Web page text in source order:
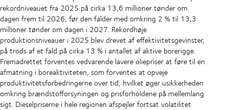
rekordniveauet fra 2025 på cirka 13,6 millioner tønder om
dagen frem til 2026, før den falder med omkring 2 % til 13,3
millioner tønder om dagen i 2027. Rekordhøje
produktionsniveauer i 2025 blev drevet af effektivitetsgevinster,
på trods af et fald på cirka 13 % i antallet af aktive borerigge.
Fremadrettet forventes vedvarende lavere oliepriser at føre til en
afmatning i boreaktiviteten, som forventes at opveje
produktivitetsforbedringerne over tid, hvilket øger usikkerheden
omkring brændstofforsyningen og prisforholdene på mellemlang
sigt. Dieselpriserne i hele regionen afspejler fortsat volatilitet